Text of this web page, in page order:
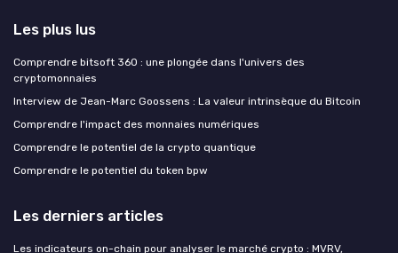
Les plus lus
Comprendre bitsoft 360 : une plongée dans l'univers des
cryptomonnaies
Interview de Jean-Marc Goossens : La valeur intrinsèque du Bitcoin
Comprendre l'impact des monnaies numériques
Comprendre le potentiel de la crypto quantique
Comprendre le potentiel du token bpw
Les derniers articles
Les indicateurs on-chain pour analyser le marché crypto : MVRV,